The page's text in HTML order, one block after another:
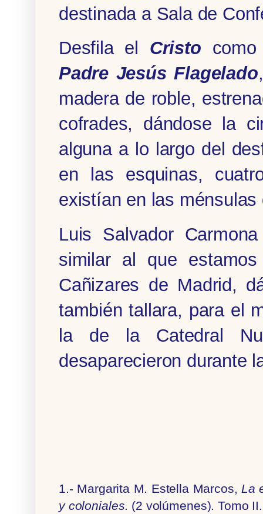
destinada a Sala de
Desfila el Cristo
Padre Jesús Flagelado
madera de roble,
cofrades, dándose la
alguna a lo largo del
en las esquinas,
existían en las
Luis Salvador
similar al que
Cañizares de Madrid,
también tallara, para el
la de la Catedral
desaparecieron durante
1.- Margarita M. Estella Marcos,La
y coloniales. (2 volúmenes). Tomo